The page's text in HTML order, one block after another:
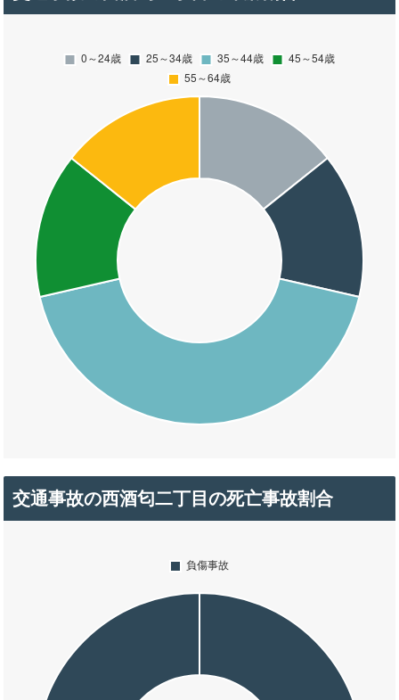
交通事故の西酒匂二丁目の死亡事故割合